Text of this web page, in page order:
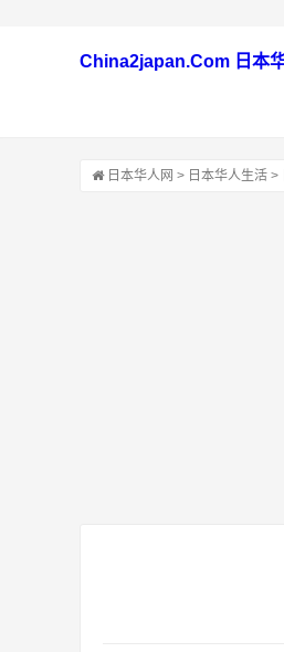
China2japan.Com 日本
日本华人网 > 日本华人生活 >